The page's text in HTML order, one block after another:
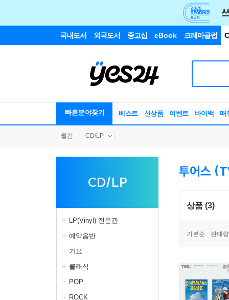
국내도서 외국도서 중고샵 eBook 크레마클럽
빠른분야찾기 베스트 신상품 이벤트 바이백 매
웰컴 CD/LP
CD/LP
LP(Vinyl) 전문관
예약음반
가요
클래식
POP
ROCK
투어스
상품 (3)
기본순 판매